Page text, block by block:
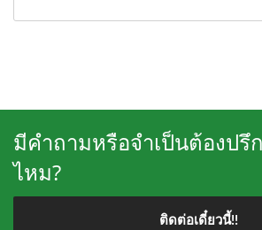
มีคำถามหรือจำเป็นต้องปรึ
ไหม?
ติดต่อเดี๋ยวนี้!!